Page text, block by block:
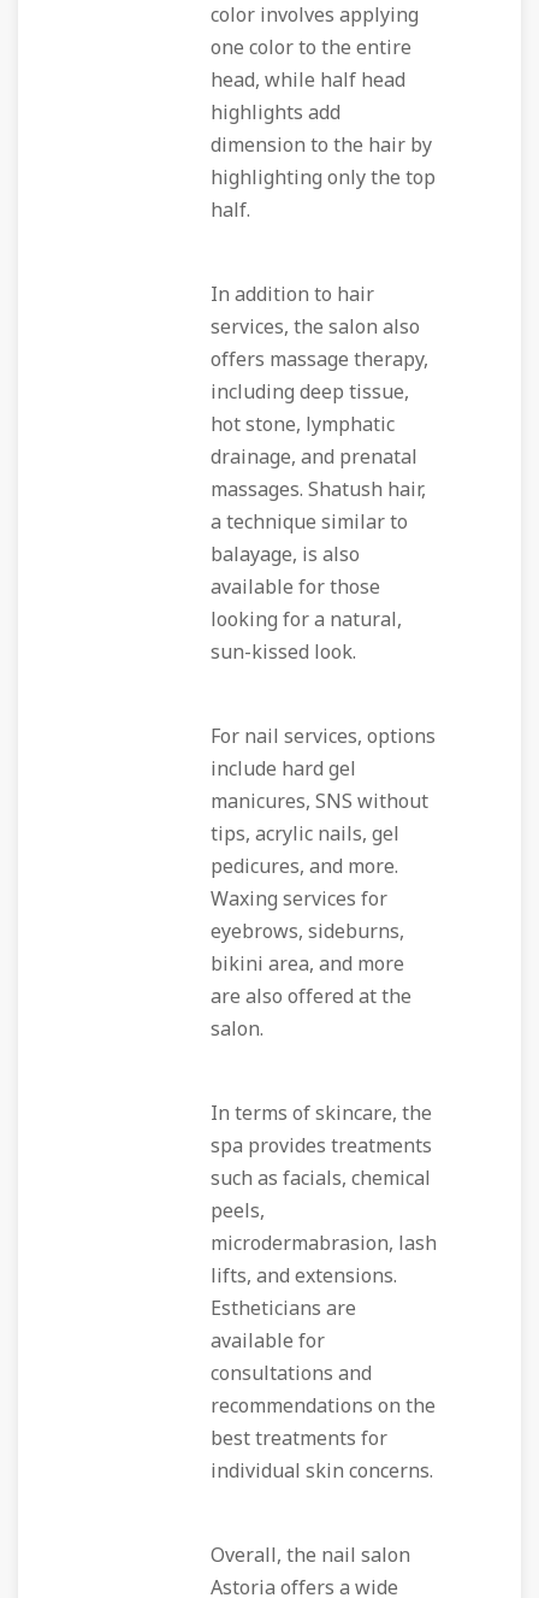
color involves applying
one color to the entire
head, while half head
highlights add
dimension to the hair by
highlighting only the top
half.
In addition to hair
services, the salon also
offers massage therapy,
including deep tissue,
hot stone, lymphatic
drainage, and prenatal
massages. Shatush hair,
a technique similar to
balayage, is also
available for those
looking for a natural,
sun-kissed look.
For nail services, options
include hard gel
manicures, SNS without
tips, acrylic nails, gel
pedicures, and more.
Waxing services for
eyebrows, sideburns,
bikini area, and more
are also offered at the
salon.
In terms of skincare, the
spa provides treatments
such as facials, chemical
peels,
microdermabrasion, lash
lifts, and extensions.
Estheticians are
available for
consultations and
recommendations on the
best treatments for
individual skin concerns.
Overall, the nail salon
Astoria offers a wide